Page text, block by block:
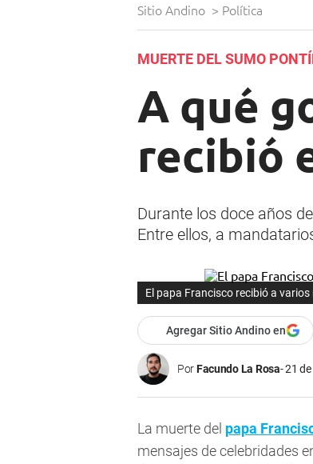
Sitio Andino > Política
MUERTE DEL SUMO
A qué
recibió
Durante los doce años
Entre ellos, a
El papa Francisco recibió a
Agregar Sitio Andino en
PorFacundo La Rosa 21
La muerte del papa
mensajes de celebridades